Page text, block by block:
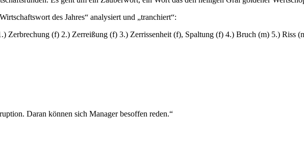
des Jahres“ analysiert und „tranchiert“:
Zerbrechung (f) 2.) Zerreißung (f) 3.) Zerrissenheit (f), Spaltung (f) 4.) Bruch (m) 5.) Riss
Daran können sich Manager besoffen reden.“